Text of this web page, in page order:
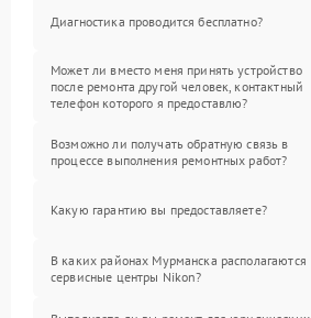
Диагностика проводится бесплатно?
Может ли вместо меня принять устройство
после ремонта другой человек, контактный
телефон которого я предоставлю?
Возможно ли получать обратную связь в
процессе выполнения ремонтных работ?
Какую гарантию вы предоставляете?
В каких районах Мурманска располагаются
сервисные центры Nikon?